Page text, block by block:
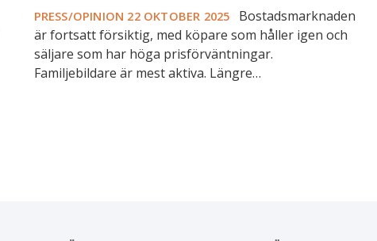
PRESS/OPINION 22 OKTOBER 2025
Bostadsmarknaden
är fortsatt försiktig, med köpare som håller igen och
säljare som har höga prisförväntningar.
Familjebildare är mest aktiva. Längre…